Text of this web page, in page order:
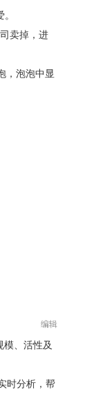
卖掉，进
，泡泡中显
编辑
模、活性及
时分析，帮